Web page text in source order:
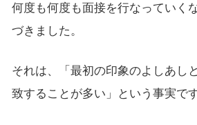
何度も何度も面接を行なっていく
づきました。
それは、「最初の印象のよしあし
致することが多い」という事実です